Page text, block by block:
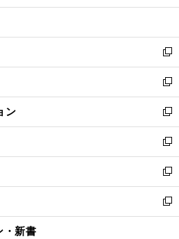
開
ウ
開
く
ン
ウ
で
開
く
ウ
ン
ド
ウ
で
開
く
新
し
い
ウ
ィ
ン
ド
ウ
で
開
く
新
し
い
ウ
ィ
ン
ド
ウ
で
開
ン
新
し
い
ウ
ィ
ン
ド
ウ
新
し
い
ウ
ィ
ン
新
し
い
ウ
新
し
・新書